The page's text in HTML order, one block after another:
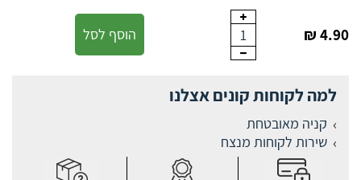
4.90 ₪
1 הוסף לסל
למה לקוחות קונים אצלנו
קניה מאובטחת
שירות לקוחות מנצח